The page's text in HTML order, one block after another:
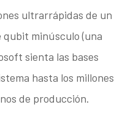
ultrarrápidas de un
qubit minúsculo (una
sienta las bases
hasta los millones
de producción.